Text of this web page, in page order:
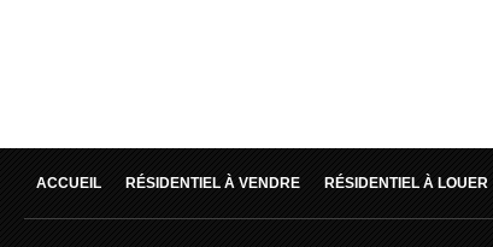
ACCUEIL RÉSIDENTIEL À VENDRE RÉSIDENTIEL À LOUER